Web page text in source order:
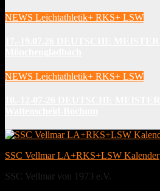
NEWS Leichtathletik+ RKS+ LSW
NEWS Leichtathletik+ RKS+ LSW
SSC Vellmar LA+RKS+LSW Kalender
SSC Vellmar von 1973 e.V.